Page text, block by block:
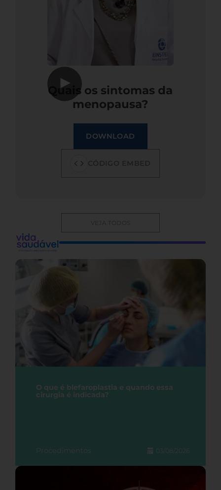
▶
Quais os sintomas da
menopausa?
DOWNLOAD
VEJA TODOS
O que é blefaroplastia e quando essa
cirurgia é indicada?
Procedimentos 03/08/2026